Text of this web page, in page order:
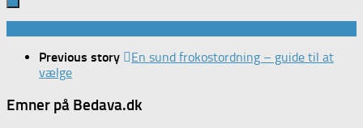
Previous story
En sund frokostordning – guide til at
vælge
Emner på Bedava.dk